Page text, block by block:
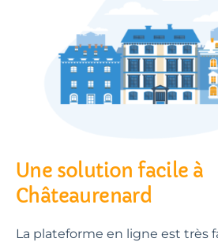
Une solution facile à
Châteaurenard
La plateforme en ligne est très